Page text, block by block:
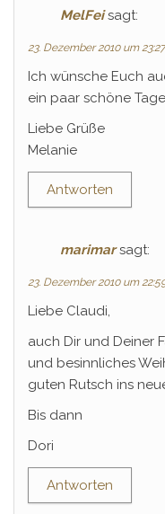
MelFei sagt:
23. Dezember 2010 um
Ich wünsche Euch
ein paar schöne
Liebe Grüße
Melanie
Antworten
marimar sagt:
23. Dezember 2010 um
Liebe Claudi,
auch Dir und Deiner
und besinnliches
guten Rutsch ins
Bis dann
Dori
Antworten